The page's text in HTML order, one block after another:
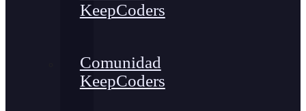
KeepCoders
Comunidad
KeepCoders